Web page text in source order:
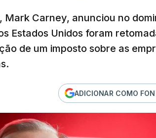
Mark Carney, anunciou no
Estados Unidos foram
de um imposto sobre as
ADICIONAR COMO